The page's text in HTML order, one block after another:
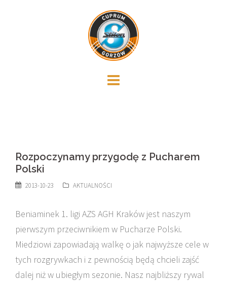
Rozpoczynamy przygodę z Pucharem
Polski
2013-10-23 AKTUALNOŚCI
Beniaminek 1. ligi AZS AGH Kraków jest naszym
pierwszym przeciwnikiem w Pucharze Polski.
Miedziowi zapowiadają walkę o jak najwyższe cele w
tych rozgrywkach i z pewnością będą chcieli zajść
dalej niż w ubiegłym sezonie. Nasz najbliższy rywal